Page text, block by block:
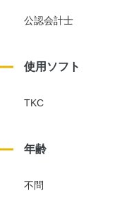
公認会計士
使用ソフト
TKC
年齢
不問